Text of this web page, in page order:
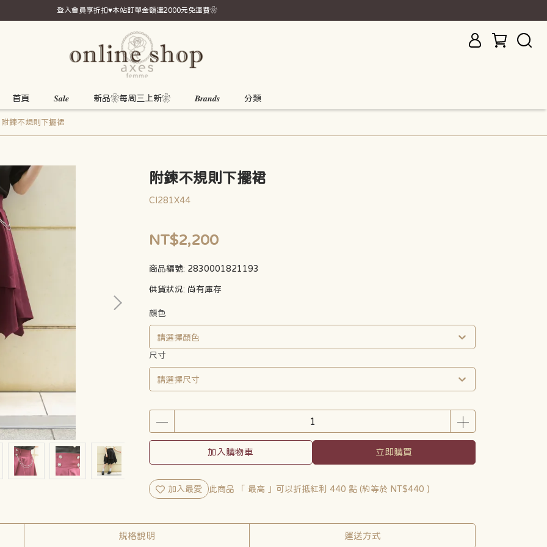
登入會員享折扣♥本站訂單金額達2000元免運費❀
首頁 𝑺𝒂𝒍𝒆 新品❀每周三上新❀ 𝑩𝒓𝒂𝒏𝒅𝒔 分類
附鍊不規則下擺裙
附鍊不規則下擺裙
CI281X44
NT$2,200
商品編號: 2830001821193
供貨狀況: 尚有庫存
顏色
尺寸
加入購物車 立即購買
加入最愛 此商品 「 最高 」可以折抵紅利 440 點 (約等於 NT$440 )
規格說明 運送方式